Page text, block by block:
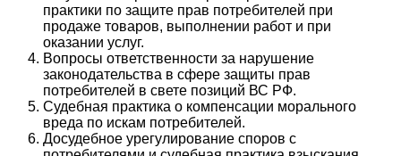
практики по защите прав потребителей при
продаже товаров, выполнении работ и при
оказании услуг.
Вопросы ответственности за нарушение
законодательства в сфере защиты прав
потребителей в свете позиций ВС РФ.
Судебная практика о компенсации морального
вреда по искам потребителей.
Досудебное урегулирование споров с